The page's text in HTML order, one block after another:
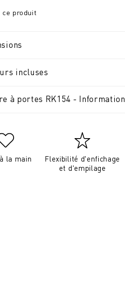
produit
incluses
à portes RK154 - Information
la main
Flexibilité d'enfichage
et d'empilage